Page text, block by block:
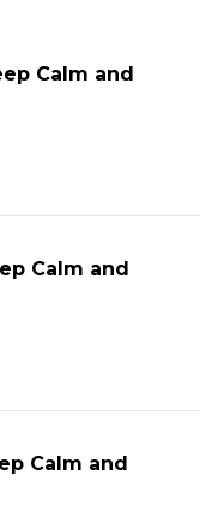
Calm and
Calm and
Calm and